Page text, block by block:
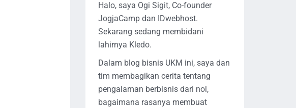
Halo, saya Ogi Sigit, Co-founder
JogjaCamp dan IDwebhost.
Sekarang sedang membidani
lahirnya Kledo.
Dalam blog bisnis UKM ini, saya dan
tim membagikan cerita tentang
pengalaman berbisnis dari nol,
bagaimana rasanya membuat